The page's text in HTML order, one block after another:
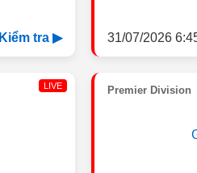
Kiểm tra ▶ 31/07/2026
LIVE Premier Division